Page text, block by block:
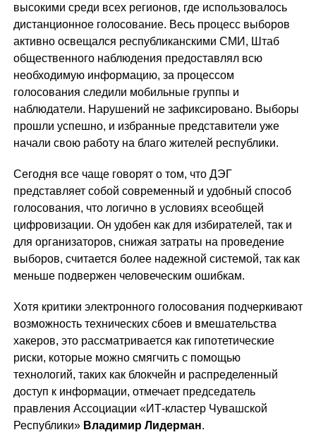
высокими среди всех регионов, где использовалось
дистанционное голосование. Весь процесс выборов
активно освещался республиканскими СМИ, Штаб
общественного наблюдения предоставлял всю
необходимую информацию, за процессом
голосования следили мобильные группы и
наблюдатели. Нарушений не зафиксировано. Выборы
прошли успешно, и избранные представители уже
начали свою работу на благо жителей республики.
Сегодня все чаще говорят о том, что ДЭГ
представляет собой современный и удобный способ
голосования, что логично в условиях всеобщей
цифровизации. Он удобен как для избирателей, так и
для организаторов, снижая затраты на проведение
выборов, считается более надежной системой, так как
меньше подвержен человеческим ошибкам.
Хотя критики электронного голосования подчеркивают
возможность технических сбоев и вмешательства
хакеров, это рассматривается как гипотетические
риски, которые можно смягчить с помощью
технологий, таких как блокчейн и распределенный
доступ к информации, отмечает председатель
правления Ассоциации «ИТ-кластер Чувашской
Республики» Владимир Лидерман.